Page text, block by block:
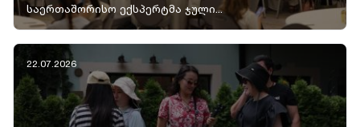
საერთაშორისო ექსპერტმა ჯული...
22.07.2026